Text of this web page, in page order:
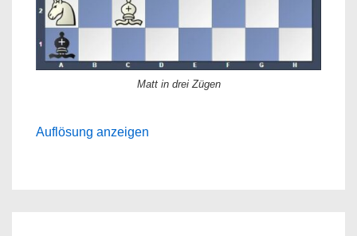
Matt in drei Zügen
Auflösung anzeigen